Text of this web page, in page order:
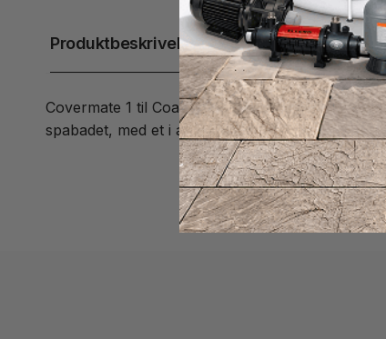
Produktbeskrivelse
Covermate 1 til Coast spas med stor radius.
spabadet, med et i aluminium for bedre